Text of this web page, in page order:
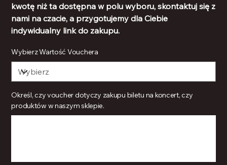
kwotę niż ta dostępna w polu wyboru, skontaktuj się z
nami na czacie, a przygotujemy dla Ciebie
indywidualny link do zakupu.
Wybierz Wartość Vouchera
Określ, czy voucher dotyczy zakupu biletu na koncert, czy
produktów w naszym sklepie.